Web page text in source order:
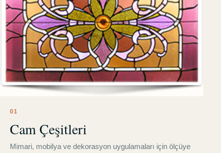
01
Cam Çeşitleri
Mimari, mobilya ve dekorasyon uygulamaları için ölçüye